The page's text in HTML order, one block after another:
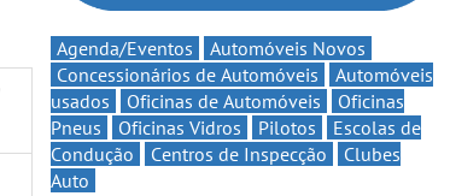
Agenda/Eventos
Automóveis Novos
Concessionários de Automóveis
Automóveis
usados
Oficinas de Automóveis
Oficinas
Pneus
Oficinas Vidros Pilotos
Escolas de
Condução
Centros de Inspecção
Clubes
Auto